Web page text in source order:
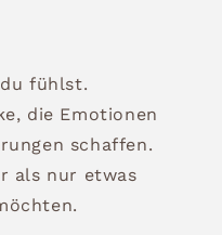
du fühlst.
die Emotionen
schaffen.
als nur etwas